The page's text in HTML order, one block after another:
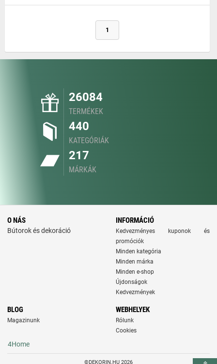
1
26084
TERMÉKEK
440
KATEGÓRIÁK
217
MÁRKÁK
O NÁS
Bútorok és dekoráció
INFORMÁCIÓ
Kedvezményes kuponok és
promóciók
Minden kategória
Minden márka
Minden e-shop
Újdonságok
Kedvezmények
BLOG
Magazinunk
WEBHELYEK
Rólunk
Cookies
4Home
©DEKORIN.HU 2026